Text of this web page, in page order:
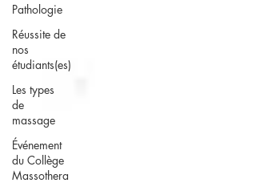
Pathologie
Réussite de
nos
étudiants(es)
Les types
de
massage
Événement
du Collège
Massothera